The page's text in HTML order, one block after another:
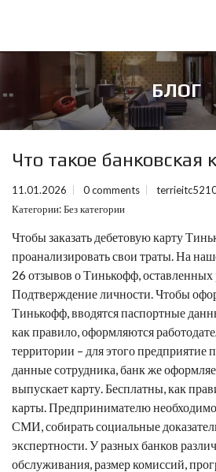
БЛОГ
Что такое банковская
11.01.2026 0 comments
Категории:Без категории
Чтобы заказать дебетовую карту
проанализировать свои траты. На
26 отзывов о Тинькофф,
Подтверждение личности. Чтобы
Тинькофф, вводятся паспортные
как правило, оформляются
территории – для этого предприятие
данные сотрудника, банк же
выпускает карту. Бесплатны, как
карты. Предпринимателю
СМИ, собирать социальные
экспертности. У разных банков
обслуживания, размер комиссий,